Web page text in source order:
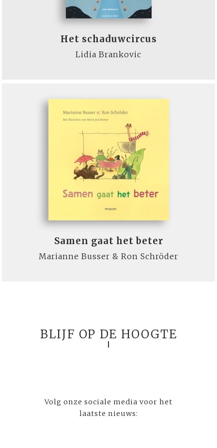
Het schaduwcircus
Lidia Brankovic
Samen gaat het beter
Marianne Busser & Ron Schröder
BLIJF OP DE HOOGTE
Volg onze sociale media voor het
laatste nieuws: